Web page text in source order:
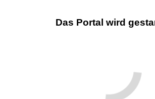
Das Portal wird